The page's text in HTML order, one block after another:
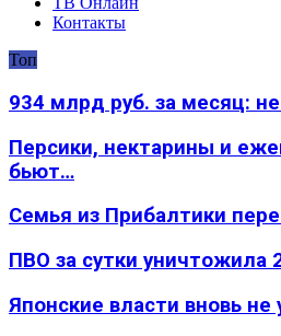
Контакты
Топ
934 млрд руб. за месяц:
Персики, нектарины и
бьют…
Семья из Прибалтики
ПВО за сутки уничтожила
Японские власти вновь